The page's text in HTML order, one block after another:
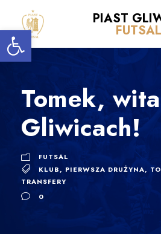
Open toolbar
PIAST
FUTSAL
Tomek,
Gliwicach!
FUTSAL
KLUB, PIERWSZA DRUŻYNA,
TRANSFERY
0